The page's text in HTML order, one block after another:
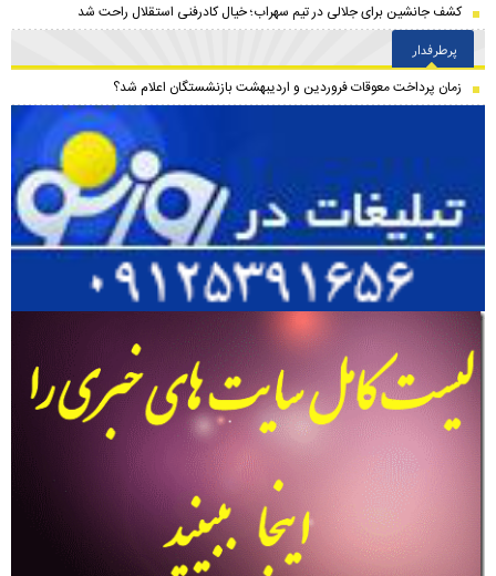
کشف جانشین برای جلالی در تیم سهراب؛ خیال کادرفنی استقلال راحت شد
پرطرفدار
زمان پرداخت معوقات فروردین و اردیبهشت بازنشستگان اعلام شد؟